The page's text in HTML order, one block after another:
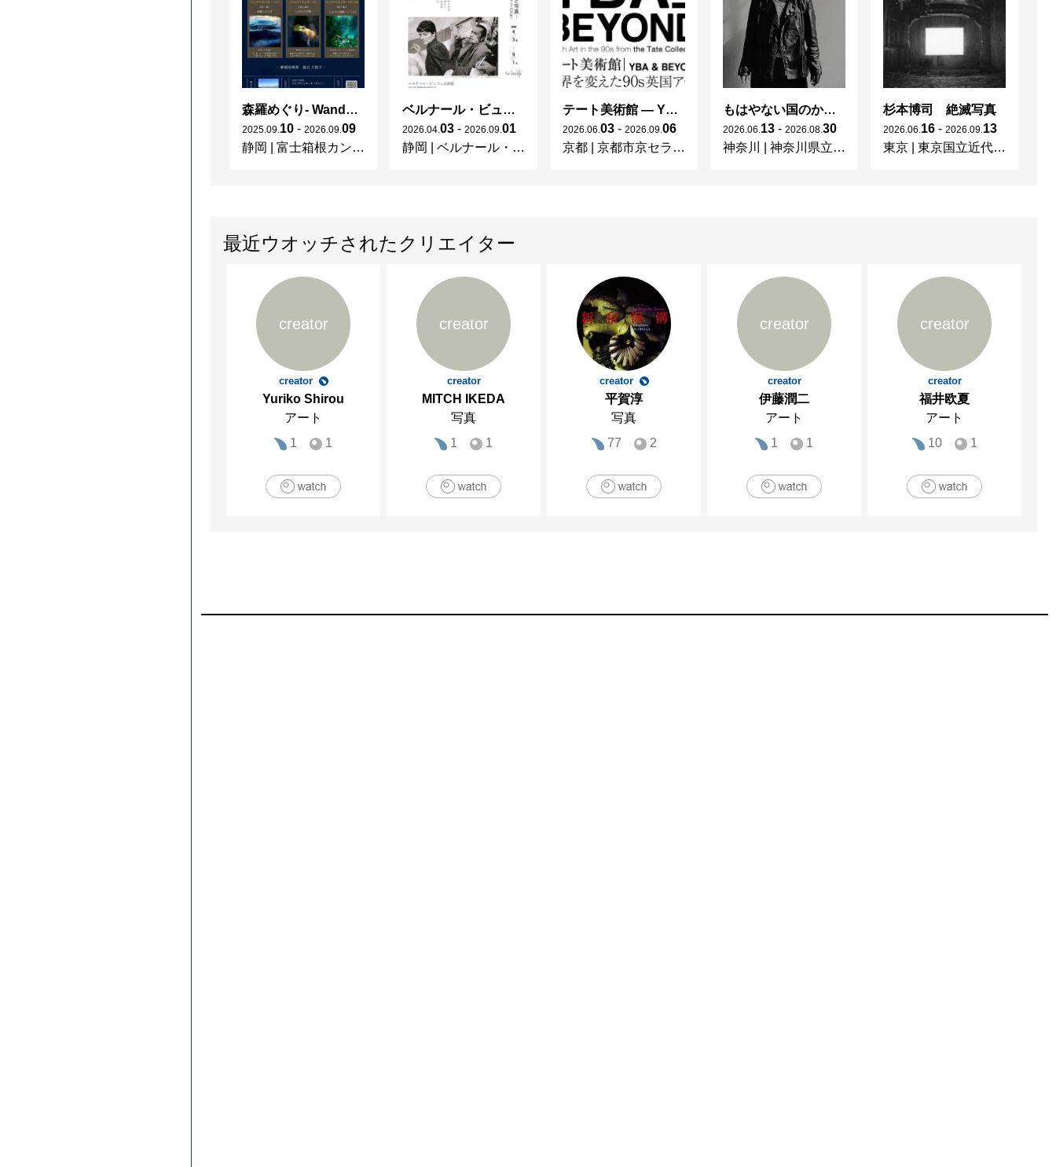
森羅めぐり- Wandering in Shinra -
2025 09 10 - 2026 09 09
静岡
富士箱根カントリークラブ
ベルナール・ビュフェと写真 ーカメラがとらえたビュフェとその時代、そして21 世紀へ
2026 04 03 - 2026 09 01
静岡
ベルナール・ビュフェ美術館
テート美術館 ― YBA & BEYOND 世界を変えた90s英国アート
2026 06 03 - 2026 09 06
京都
京都市京セラ美術館
もはやない国のかつてない光 東ドイツの女性写真家たち
2026 06 13 - 2026 08 30
神奈川
神奈川県立近代美術館 葉山
杉本博司 絶滅写真
2026 06 16 - 2026 09 13
東京
東京国立近代美術館
最近ウオッチされたクリエイター
creator
creator
Yuriko Shirou
アート
1
1
creator
creator
MITCH IKEDA
写真
1
1
creator
平賀淳
写真
77
2
creator
creator
伊藤潤二
アート
1
1
creator
creator
福井欧夏
アート
10
1